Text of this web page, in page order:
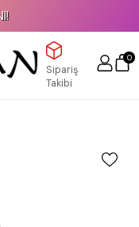
Sipariş
Takibi
0